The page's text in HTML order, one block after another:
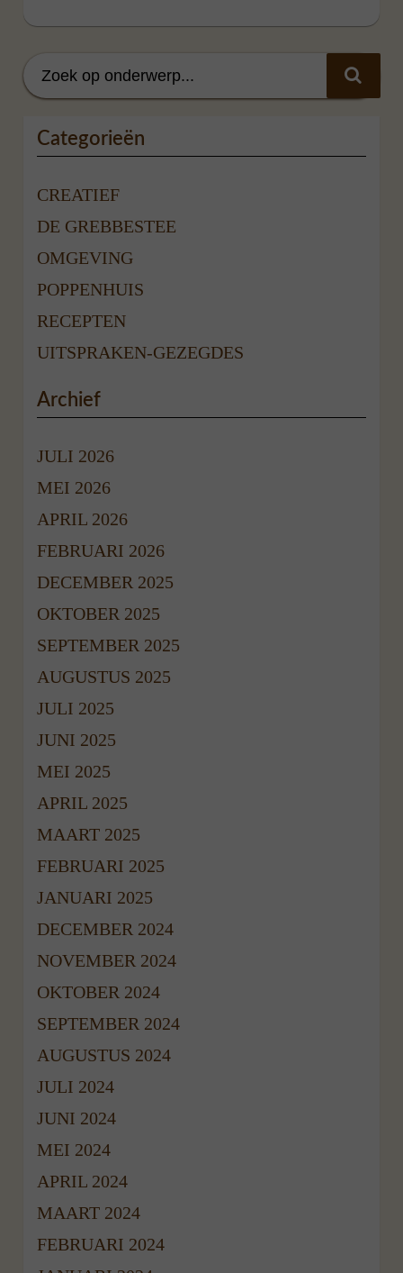
Categorieën
CREATIEF
DE GREBBESTEE
OMGEVING
POPPENHUIS
RECEPTEN
UITSPRAKEN-GEZEGDES
Archief
JULI 2026
MEI 2026
APRIL 2026
FEBRUARI 2026
DECEMBER 2025
OKTOBER 2025
SEPTEMBER 2025
AUGUSTUS 2025
JULI 2025
JUNI 2025
MEI 2025
APRIL 2025
MAART 2025
FEBRUARI 2025
JANUARI 2025
DECEMBER 2024
NOVEMBER 2024
OKTOBER 2024
SEPTEMBER 2024
AUGUSTUS 2024
JULI 2024
JUNI 2024
MEI 2024
APRIL 2024
MAART 2024
FEBRUARI 2024